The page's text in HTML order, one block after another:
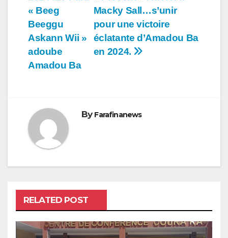
l’article
Macky Sall…s’unir
pour une victoire
éclatante d’Amadou Ba
en 2024.
« Beeg
Beeggu
Askann Wii »
adoube
Amadou Ba
By Farafinanews
RELATED POST